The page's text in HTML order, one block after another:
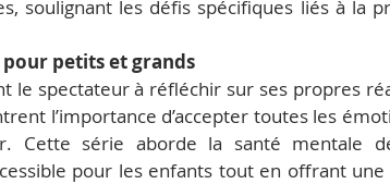
soulignant les défis spécifiques liés à la
petits et grands
le spectateur à réfléchir sur ses propres
l’importance d’accepter toutes les
Cette série aborde la santé mentale
pour les enfants tout en offrant